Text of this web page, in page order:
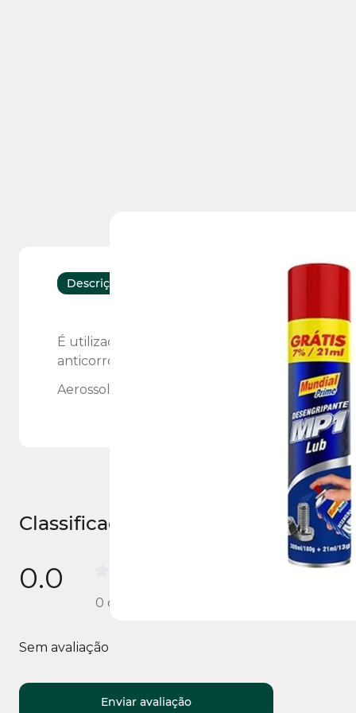
Descrição
É utilizado para limpar, lubrificar e
anticorrosiva, conservando peças metálicas da
Aerossol inflamável- Categoria 2 Corrosão
Classificações e opiniões
0.0
0 opiniões
Sem avaliação
Enviar avaliação